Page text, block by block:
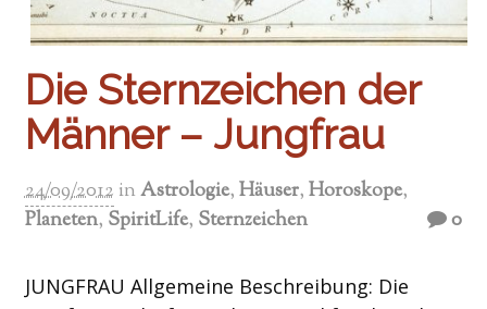
Die Sternzeichen der
Männer – Jungfrau
24/09/2012 inAstrologie,Häuser,Horoskope,
Planeten, SpiritLife, Sternzeichen 0
JUNGFRAU Allgemeine Beschreibung: Die